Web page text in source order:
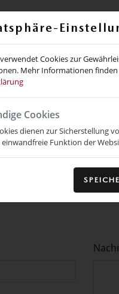
Cookies zur
Mehr Informationen finden
Cookies
dienen zur Sicherstellung
Funktion der
anfragen